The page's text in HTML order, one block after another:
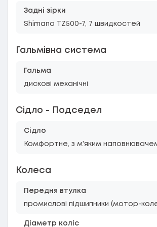
Задні зірки
Shimano TZ500-7, 7 швидкостей
Гальмівна система
Гальма
дискові механічні
Сідло - Подседел
Сідло
Комфортне, з м'яким
Колеса
Передня втулка
промислові підшипники (мотор-
Діаметр коліс